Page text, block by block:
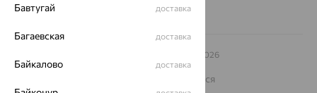
– 2026
Архив акций
Карта сайта
На информационном ресурсе применяются
рекомендательные технологии
Бавтугай доставка
Багаевская доставка
Байкалово доставка